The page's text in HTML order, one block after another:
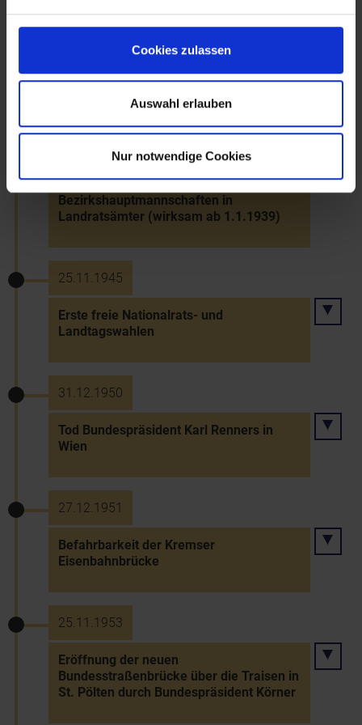
Cookies zulassen
Auswahl erlauben
Nur notwendige Cookies
27.12.1924
28.11.1938
Umwandlung der politischen Bezirke in
Landkreise, der
Bezirkshauptmannschaften in
Landratsämter (wirksam ab 1.1.1939)
25.11.1945
Erste freie Nationalrats- und
Landtagswahlen
31.12.1950
Tod Bundespräsident Karl Renners in
Wien
27.12.1951
Befahrbarkeit der Kremser
Eisenbahnbrücke
25.11.1953
Eröffnung der neuen
Bundesstraßenbrücke über die Traisen in
St. Pölten durch Bundespräsident Körner